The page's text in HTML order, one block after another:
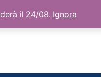
il 24/08. Ignora